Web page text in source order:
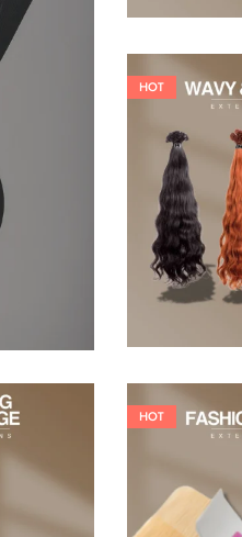
HOT
25,41€
HOT